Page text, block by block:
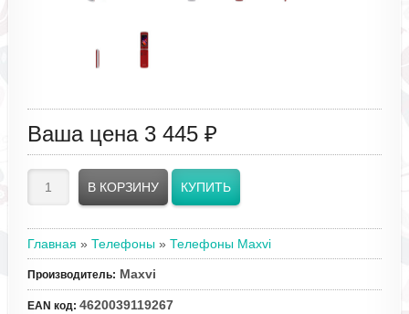
Ваша цена 3 445 ₽
Главная » Телефоны » Телефоны Maxvi
Производитель: Maxvi
EAN код: 4620039119267